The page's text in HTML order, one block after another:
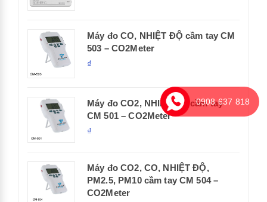
Máy đo CO, NHIỆT ĐỘ cầm tay CM
503 – CO2Meter
₫
Máy đo CO2, NHIỆT ĐỘ cầm tay
CM 501 – CO2Meter
₫
Máy đo CO2, CO, NHIỆT ĐỘ,
PM2.5, PM10 cầm tay CM 504 –
CO2Meter
0908 637 818